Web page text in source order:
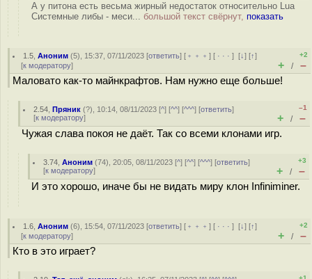
А у питона есть весьма жирный недостаток относительно Lua
Системные либы - меси... большой текст свёрнут, показать
1.5 ,Аноним (5), 15:37, 07/11/2023 [ответить] [ ﹢﹢﹢] [ · · ·][↓] [↑]
[к модератору]
+2
+ / –
Маловато как-то майнкрафтов. Нам нужно еще больше!
2.54 ,Пряник (?), 10:14, 08/11/2023 [^] [^^] [^^^] [ответить]
[к модератору]
–1
+ / –
Чужая слава покоя не даёт. Так со всеми клонами игр.
3.74 ,Аноним (74), 20:05, 08/11/2023 [^] [^^] [^^^] [ответить]
[к модератору]
+3
+ / –
И это хорошо, иначе бы не видать миру клон Infiniminer.
1.6 ,Аноним (6), 15:54, 07/11/2023 [ответить] [ ﹢﹢﹢] [ · · ·][↓] [↑]
[к модератору]
+2
+ / –
Кто в это играет?